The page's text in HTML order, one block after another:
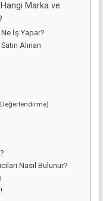
Hangi Marka ve
Ne İş Yapar?
Alınan
Nasıl Bulunur?